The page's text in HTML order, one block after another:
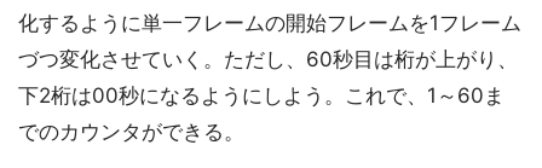
化するように単一フレームの開始フレームを1フレーム
づつ変化させていく。ただし、60秒目は桁が上がり、
下2桁は00秒になるようにしよう。これで、1～60ま
でのカウンタができる。